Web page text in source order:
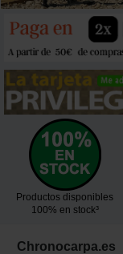
Productos disponibles
100% en stock³
Chronocarpa.es